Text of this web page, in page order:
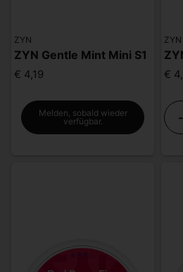
ZYN
ZYN Gentle Mint Mini S1
€ 4,19
Melden, sobald wieder
verfügbar.
ZYN
€
-